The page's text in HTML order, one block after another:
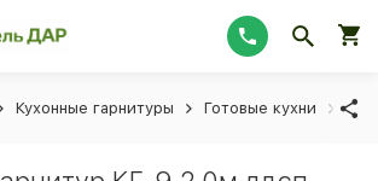
Кухонные гарнитуры Готовые кухни